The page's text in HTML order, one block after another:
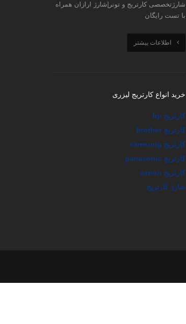
شارژتخصصی کارتریج و تونر|شارژ ارازان همراه
با تست رایگان
اطلاعات بیشتر
خرید انواع کارتریج لیزری
کارتریج hp
کارتریج brother
کارتریج samsung
کارتریج panasonic
کارتریج canon
شارژ کارتریج